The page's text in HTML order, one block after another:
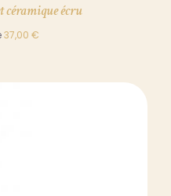
céramique écru
37,00 €